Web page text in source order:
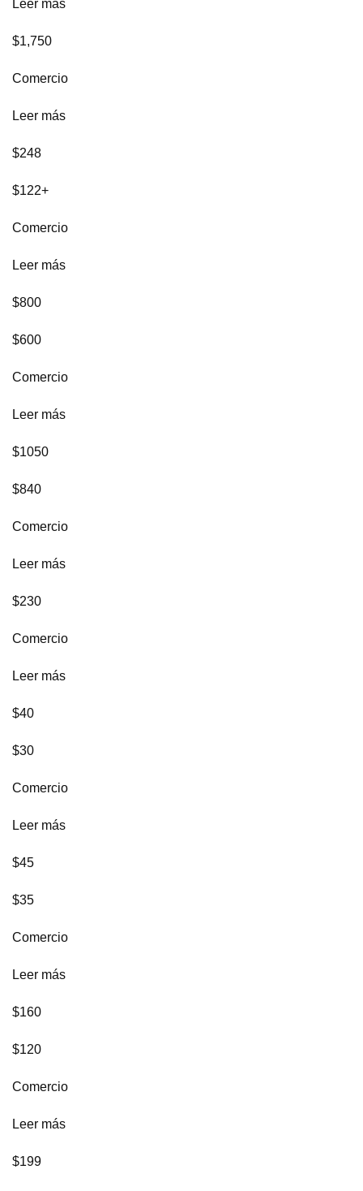
Leer más
$1,750
Comercio
Leer más
$248
$122+
Comercio
Leer más
$800
$600
Comercio
Leer más
$1050
$840
Comercio
Leer más
$230
Comercio
Leer más
$40
$30
Comercio
Leer más
$45
$35
Comercio
Leer más
$160
$120
Comercio
Leer más
$199